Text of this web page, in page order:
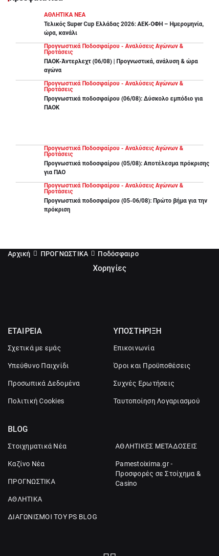
ΑΘΛΗΤΙΚΑ ΝΕΑ
Τελικός Super Cup Ελλάδας 2026: ΑΕΚ-ΟΦΗ – Ημερομηνία,
ώρα, κανάλι
Προγνωστικά Ποδοσφαίρου - Αναλύσεις Αγώνων &
Προτάσεις
ΠΑΟΚ-Άντερλεχτ (06/08) | Προγνωστικά, ανάλυση & ώρα
αγώνα
Προγνωστικά Ποδοσφαίρου - Αναλύσεις Αγώνων &
Προτάσεις
Προγνωστικά ποδοσφαίρου (06/08): Δύσκολο εμπόδιο για
ΠΑΟΚ
Προγνωστικά Ποδοσφαίρου - Αναλύσεις Αγώνων &
Προτάσεις
Προγνωστικά ποδοσφαίρου (05/08): Αποτέλεσμα πρόκρισης
για ΠΑΟ
Προγνωστικά Ποδοσφαίρου - Αναλύσεις Αγώνων &
Προτάσεις
Προγνωστικά ποδοσφαίρου (05-06/08): Πρώτο βήμα για την
πρόκριση
Αρχική ΠΡΟΓΝΩΣΤΙΚΑ Ποδόσφαιρο
Χορηγίες
ΕΤΑΙΡΕΙΑ
Σχετικά με εμάς
Υπεύθυνο Παιχνίδι
Προσωπικά Δεδομένα
Πολιτική Cookies
ΥΠΟΣΤΗΡΙΞΗ
Επικοινωνία
Όροι και Προϋποθέσεις
Συχνές Ερωτήσεις
Ταυτοποίηση Λογαριασμού
BLOG
Στοιχηματικά Νέα
Καζίνο Νέα
ΠΡΟΓΝΩΣΤΙΚΑ
ΑΘΛΗΤΙΚΑ
ΔΙΑΓΩΝΙΣΜΟΙ ΤΟΥ PS BLOG
ΑΘΛΗΤΙΚΕΣ ΜΕΤΑΔΟΣΕΙΣ
Pamestoixima.gr -
Προσφορές σε Στοίχημα &
Casino